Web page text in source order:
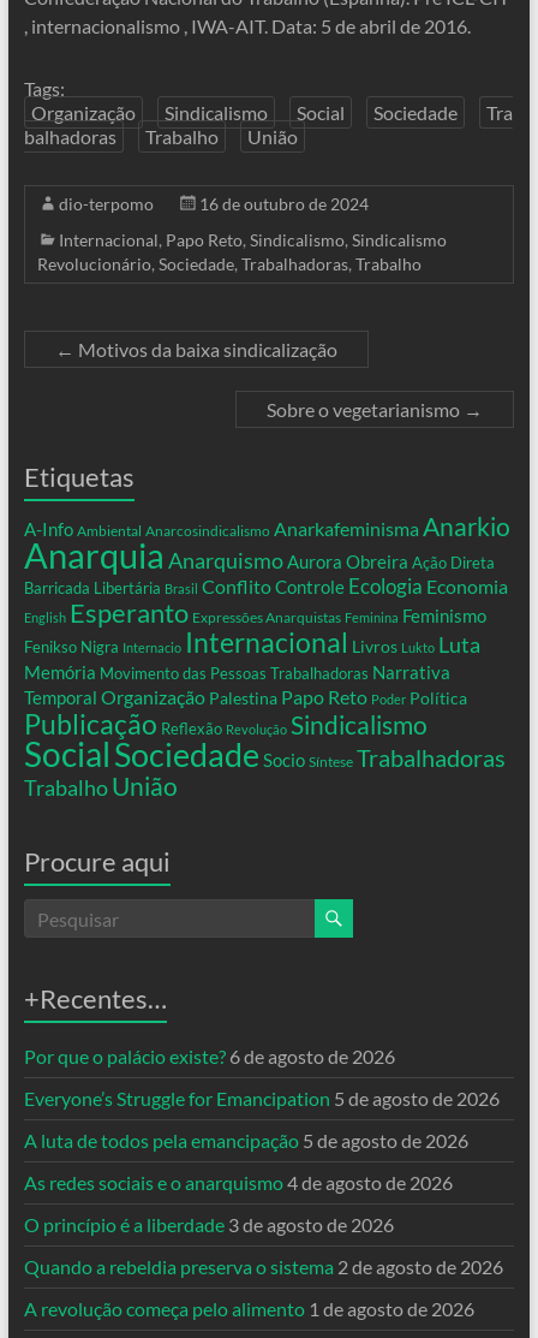
, internacionalismo , IWA-AIT. Data: 5 de abril de 2016.
Tags:
Organização
Sindicalismo Social Sociedade
Tra
balhadoras
Trabalho União
dio-terpomo
16 de outubro de 2024
Internacional, Papo Reto, Sindicalismo, Sindicalismo
Revolucionário, Sociedade, Trabalhadoras, Trabalho
← Motivos da baixa sindicalização
Sobre o vegetarianismo →
Etiquetas
A-Info Ambiental Anarcosindicalismo Anarkafeminisma Anarkio
Anarquia AnarquismoAurora Obreira Ação Direta
Barricada Libertária Brasil ConflitoControle Ecologia Economia
English Esperanto Expressões Anarquistas Feminina Feminismo
Fenikso Nigra Internacio Internacional Livros Lukto Luta
Memória Movimento das Pessoas Trabalhadoras Narrativa
Temporal Organização Palestina Papo Reto Poder Política
Publicação Reflexão Revolução Sindicalismo
SocialSociedade Socio Síntese Trabalhadoras
Trabalho União
Procure aqui
+Recentes…
Por que o palácio existe? 6 de agosto de 2026
Everyone’s Struggle for Emancipation 5 de agosto de 2026
A luta de todos pela emancipação 5 de agosto de 2026
As redes sociais e o anarquismo4 de agosto de 2026
O princípio é a liberdade 3 de agosto de 2026
Quando a rebeldia preserva o sistema 2 de agosto de 2026
A revolução começa pelo alimento 1 de agosto de 2026